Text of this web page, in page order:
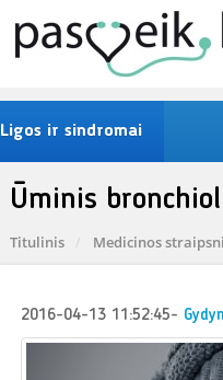
Ligos ir sindromai
Ūminis
Titulinis Medicinos
2016-04-13 11:52:45-